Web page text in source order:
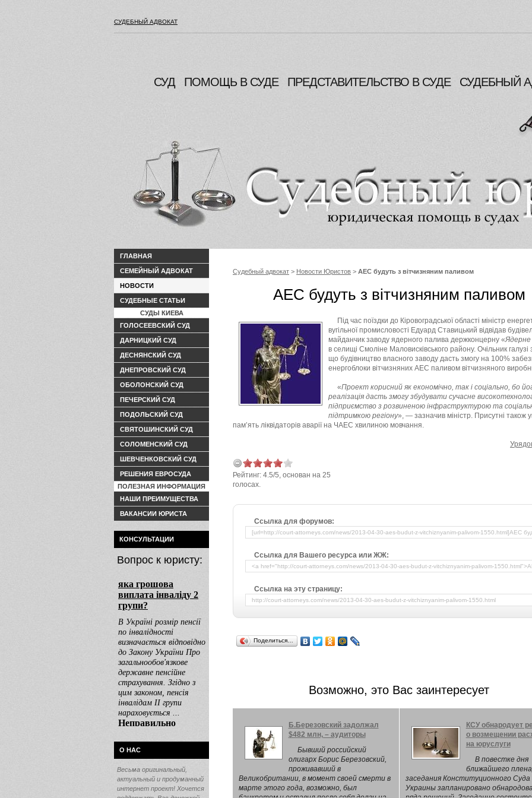
СУДЕБНЫЙ АДВОКАТ
СУД ПОМОЩЬ В СУДЕ ПРЕДСТАВИТЕЛЬСТВО В СУДЕ СУДЕБНЫЙ
ГЛАВНАЯ
СЕМЕЙНЫЙ АДВОКАТ
НОВОСТИ
СУДЕБНЫЕ СТАТЬИ
СУДЫ КИЕВА
ГОЛОСЕЕВСКИЙ СУД
ДАРНИЦКИЙ СУД
ДЕСНЯНСКИЙ СУД
ДНЕПРОВСКИЙ СУД
ОБОЛОНСКИЙ СУД
ПЕЧЕРСКИЙ СУД
ПОДОЛЬСКИЙ СУД
СВЯТОШИНСКИЙ СУД
СОЛОМЕНСКИЙ СУД
ШЕВЧЕНКОВСКИЙ СУД
РЕШЕНИЯ ЕВРОСУДА
ПОЛЕЗНАЯ ИНФОРМАЦИЯ
НАШИ ПРЕИМУЩЕСТВА
ВАКАНСИИ ЮРИСТА
КОНСУЛЬТАЦИИ
Вопрос к юристу:
О НАС
Весьма оригинальный,
актуальный и продуманный
интернет проект! Хочется
Судебный адвокат > Новости Юристов > АЕС будуть з вітчизняним паливом
АЕС будуть з вітчизняним паливом
Під час поїздки до Кіровоградської області міністр
вугільної промисловості Едуард Ставицький відвідав
майданчик заводу ядерного палива держконцерну «Ядерне
в селищі Смоліне Маловисківського району. Очільник галузі
що будівництво власного заводу дасть змогу на 100%
енергоблоки вітчизняних АЕС паливом вітчизняного
«Проект корисний як економічно, так і соціально, бо
реалізація дасть змогу збудувати сучасне
підприємство з розвиненою інфраструктурою та
підтримкою регіону», — зазначив міністр. Присутні також
пам’ять ліквідаторів аварії на ЧАЕС хвилиною мовчання.
Рейтинг: 4.5/5, основан на 25
голосах.
Ссылка для форумов:
Ссылка для Вашего ресурса или ЖЖ:
Ссылка на эту страницу:
Поделиться…
Возможно, это Вас заинтересует
Б.Березовский задолжал
$482 млн, – аудиторы
Бывший российский
олигарх Борис Березовский,
проживавший в
Великобритании, в момент своей смерти в
марте этого года, возможно, был
КСУ обнародует
о возмещении
на юруслуги
В повестке дня
ближайшего
заседания Конституционного Суда
Украины запланировано